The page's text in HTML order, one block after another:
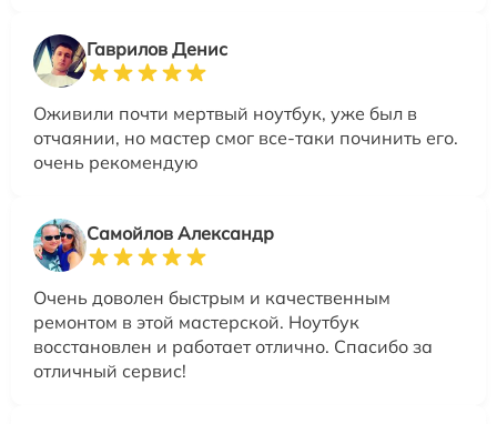
Гаврилов Денис
Оживили почти мертвый ноутбук, уже был в
отчаянии, но мастер смог все-таки починить его.
очень рекомендую
Самойлов Александр
Очень доволен быстрым и качественным
ремонтом в этой мастерской. Ноутбук
восстановлен и работает отлично. Спасибо за
отличный сервис!